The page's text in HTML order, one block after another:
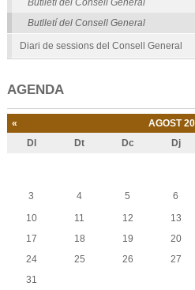
Butlletí del Consell General
Butlletí del Consell General
Diari de sessions del Consell General
AGENDA
« AGOST
Dl Dt Dc Dj
3
4 5 6
10
11 12 13
17
18 19 20
24
25 26 27
31